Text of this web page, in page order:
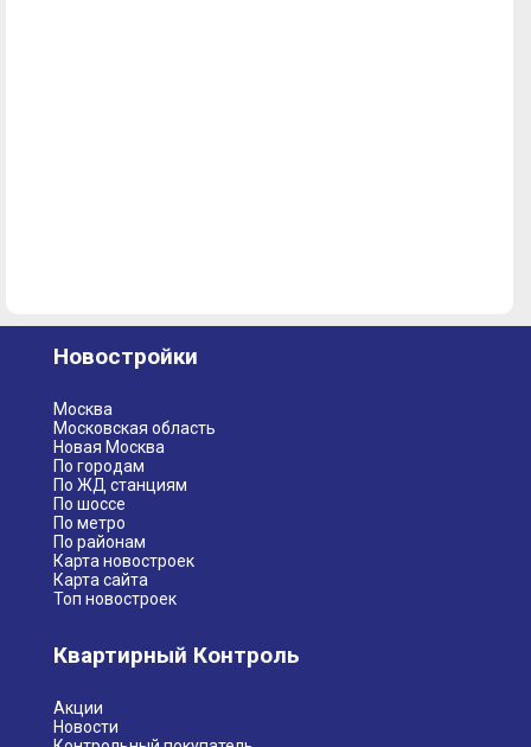
Новостройки
Москва
Московская область
Новая Москва
По городам
По ЖД станциям
По шоссе
По метро
По районам
Карта новостроек
Карта сайта
Топ новостроек
Квартирный Контроль
Акции
Новости